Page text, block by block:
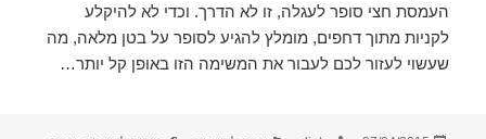
העמסת חצי סופר לעגלה, זו לא הדרך. וכדי לא להיקלע
לקניות מתוך דחפים, מומלץ להגיע לסופר על בטן מלאה, מה
שעשוי לעזור לכם לעבור את המשימה הזו באופן קל יותר…